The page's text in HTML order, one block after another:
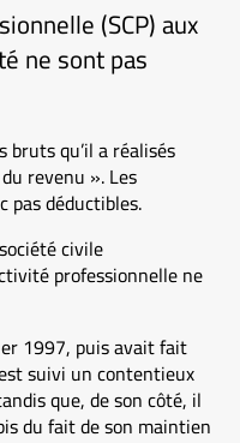
(SCP) aux
ne sont pas
qu’il a réalisés
revenu ». Les
pas déductibles.
civile
professionnelle ne
1997, puis avait fait
suivi un contentieux
que, de son côté, il
du fait de son maintien